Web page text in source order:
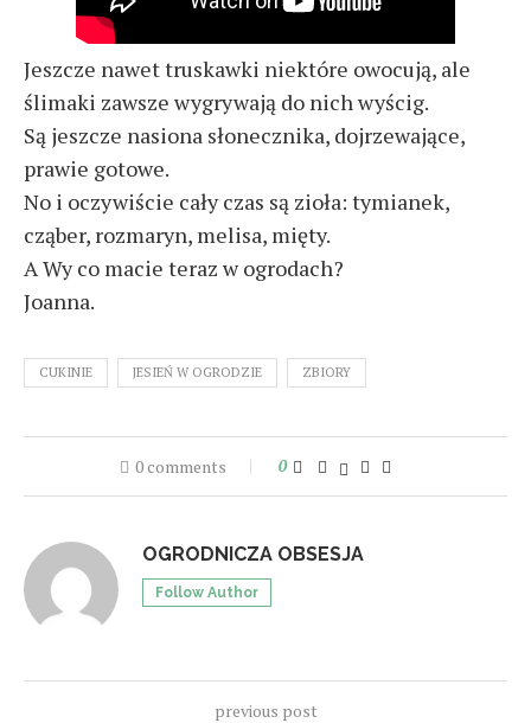
Jeszcze nawet truskawki niektóre owocują, ale
ślimaki zawsze wygrywają do nich wyścig.
Są jeszcze nasiona słonecznika, dojrzewające,
prawie gotowe.
No i oczywiście cały czas są zioła: tymianek,
cząber, rozmaryn, melisa, mięty.
A Wy co macie teraz w ogrodach?
Joanna.
CUKINIE JESIEŃ W OGRODZIE ZBIORY
0 comments 0
OGRODNICZA OBSESJA
Follow Author
previous post